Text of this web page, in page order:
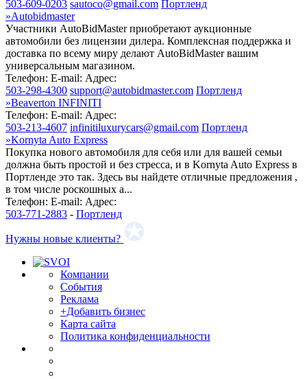
503-609-0203 sautoco@gmail.com Портленд
»Autobidmaster
Участники AutoBidMaster приобретают аукционные
автомобили без лицензии дилера. Комплексная поддержка и
доставка по всему миру делают AutoBidMaster вашим
универсальным магазином.
Телефон: E-mail: Адрес:
503-298-4300 support@autobidmaster.com Портленд
»Beaverton INFINITI
Телефон: E-mail: Адрес:
503-213-4607 infinitiluxurycars@gmail.com Портленд
»Kornyta Auto Express
Покупка нового автомобиля для себя или для вашей семьи
должна быть простой и без стресса, и в Kornyta Auto Express в
Портленде это так. Здесь вы найдете отличные предложения ,
в том числе роскошных а...
Телефон: E-mail: Адрес:
503-771-2883 - Портленд
Нужны новые клиенты?
Компании
События
Реклама
+Добавить бизнес
Карта сайта
Политика конфиденциальности